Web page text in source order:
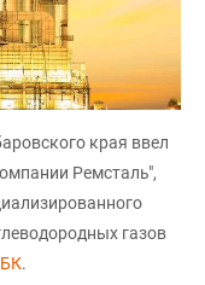
края ввел
Ремсталь",
газов
.